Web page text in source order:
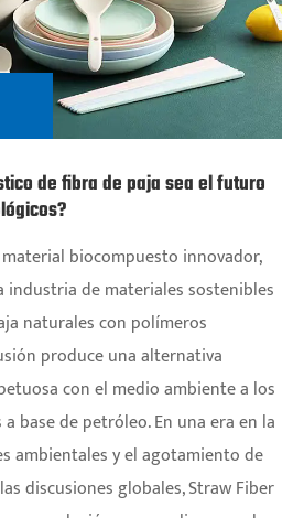
de fibra de paja sea el futuro
biocompuesto innovador,
industria de materiales sostenibles
naturales con polímeros
produce una alternativa
con el medio ambiente a los
base de petróleo. En una era en la
ambientales y el agotamiento de
discusiones globales, Straw Fiber